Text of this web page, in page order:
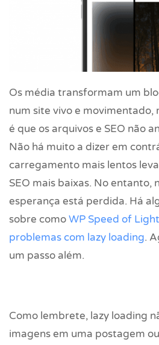
Os média transformam um
num site vivo e movimentado,
é que os arquivos e SEO não
Não há muito a dizer em
carregamento mais lentos
SEO mais baixas. No entanto,
esperança está perdida. Há
sobre comoWP Speed of
problemas com lazy loading.
um passo além.
Como lembrete, lazy loading
imagens em uma postagem